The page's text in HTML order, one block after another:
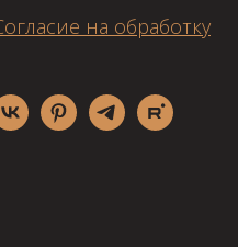
на обработку